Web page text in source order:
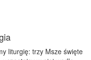
liturgię: trzy Msze święte